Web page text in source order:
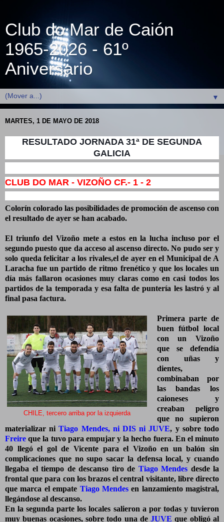
Club do Mar de Caión
1965-2026 - 61º
Aniversario
▼
MARTES, 1 DE MAYO DE 2018
RESULTADO JORNADA 31ª DE SEGUNDA
GALICIA
CLUB DO MAR - VIZOÑO CF.- 1 - 2
Colorín colorado las posibilidades de promoción de ascenso con
el resultado de ayer se han acabado.
El triunfo del Vizoño mete a estos en la lucha incluso por el
segundo puesto que da acceso al ascenso directo. No pudo ser y
solo queda felicitar a los rivales,el de ayer en el Municipal de A
Laracha fue un partido de ritmo frenético y que los locales un
día más fallaron ocasiones muy claras como en casi todos los
partidos de la temporada y esa falta de puntería les lastró y al
final pasa factura.
CHILE, tercero arriba por la izquierda
Primera parte de
buen fútbol local
con un Vizoño
que se defendía
con uñas y
dientes,
combinaban por
las bandas los
caioneses y
creaban peligro
que no supieron
materializar niTiago Mendes, ni DIS ni JUVE, y sobre todo
Freire que la tuvo para empujar y la hecho fuera. En el minuto
40 llegó el gol de Vicente para el Vizoño en un balón sin
complicaciones que no supo sacar la defensa local, y cuando
llegaba el tiempo de descanso tiro de Tiago Mendes desde la
frontal que para con los brazos el central visitante, libre directo
que marca el empate Tiago Mendesen lanzamiento magistral,
llegándose al descanso.
En la segunda parte los locales salieron a por todas y tuvieron
muy buenas ocasiones, sobre todo una deJUVE que obligó al